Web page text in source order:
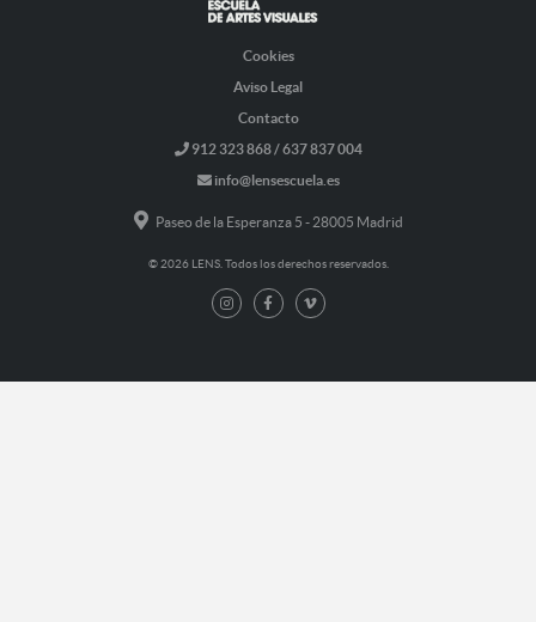
Cookies
Aviso Legal
Contacto
912 323 868 / 637 837 004
info@lensescuela.es
Paseo de la Esperanza 5 - 28005 Madrid
© 2026 LENS. Todos los derechos reservados.